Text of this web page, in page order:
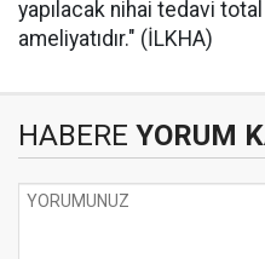
yapılacak nihai tedavi
ameliyatıdır." (İLKHA)
HABERE YORUM